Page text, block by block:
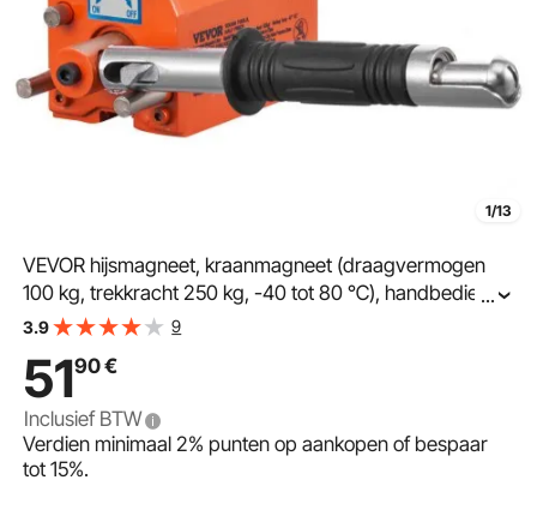
1/13
VEVOR hijsmagneet, kraanmagneet (draagvermogen
100 kg, trekkracht 250 kg, -40 tot 80 ℃), handbediende
magnetische heftruck, gele neodymium hijsmagneet
...
3.9 9
5190€
Inclusief BTW
Verdien minimaal2% punten op aankopen of bespaar
tot15%.